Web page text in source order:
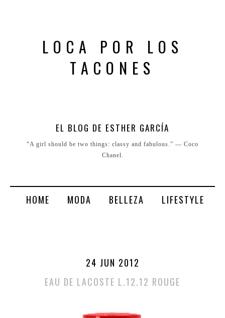
LOCA POR LOS
TACONES
EL BLOG DE ESTHER GARCÍA
“A girl should be two things: classy and fabulous.” ― Coco
Chanel.
HOME MODA BELLEZA LIFESTYLE
24 JUN 2012
EAU DE LACOSTE L.12.12 ROUGE